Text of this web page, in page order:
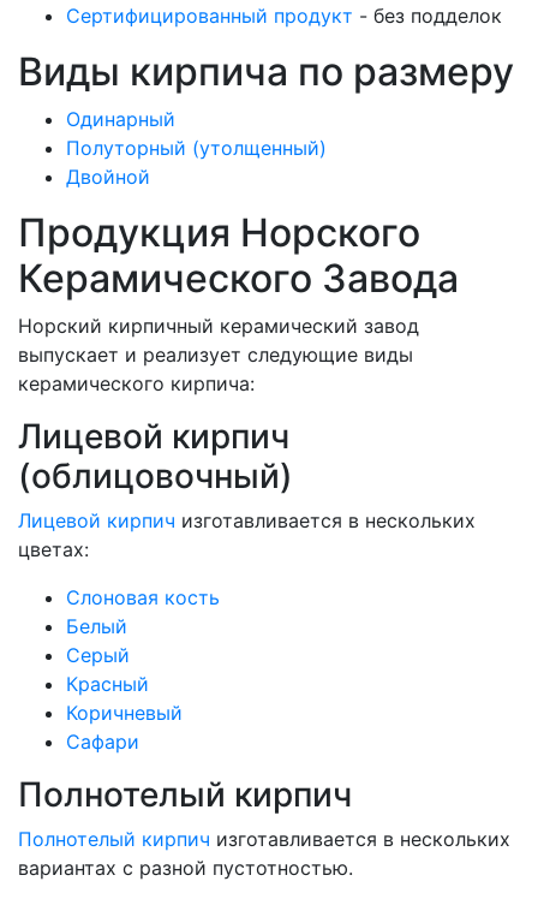
Сертифицированный продукт - без подделок
Виды кирпича по размеру
Одинарный
Полуторный (утолщенный)
Двойной
Продукция Норского
Керамического Завода
Норский кирпичный керамический завод
выпускает и реализует следующие виды
керамического кирпича:
Лицевой кирпич
(облицовочный)
Лицевой кирпич изготавливается в нескольких
цветах:
Слоновая кость
Белый
Серый
Красный
Коричневый
Сафари
Полнотелый кирпич
Полнотелый кирпич изготавливается в нескольких
вариантах с разной пустотностью.